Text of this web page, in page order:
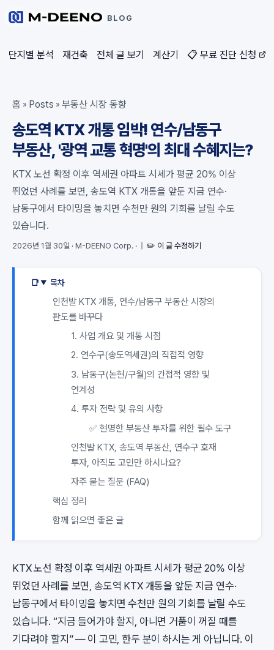
BLOG
단지별 분석 재건축 전체 글 보기 계산기 📋 무료 진단 신청
홈 » Posts » 부동산 시장 동향
송도역 KTX 개통 임박! 연수/남동구
부동산, '광역 교통 혁명'의 최대 수혜지는?
KTX 노선 확정 이후 역세권 아파트 시세가 평균 20% 이상
뛰었던 사례를 보면, 송도역 KTX 개통을 앞둔 지금 연수·
남동구에서 타이밍을 놓치면 수천만 원의 기회를 날릴 수도
있습니다.
2026년 1월 30일 · M-DEENO Corp. · ✏️ 이 글 수정하기
목차
인천발 KTX 개통, 연수/남동구 부동산 시장의
판도를 바꾸다
1. 사업 개요 및 개통 시점
2. 연수구(송도역세권)의 직접적 영향
3. 남동구(논현/구월)의 간접적 영향 및
연계성
4. 투자 전략 및 유의 사항
✅ 현명한 부동산 투자를 위한 필수 도구
인천발 KTX, 송도역 부동산, 연수구 호재
투자, 아직도 고민만 하시나요?
자주 묻는 질문 (FAQ)
핵심 정리
함께 읽으면 좋은 글
KTX 노선 확정 이후 역세권 아파트 시세가 평균 20% 이상
뛰었던 사례를 보면, 송도역 KTX 개통을 앞둔 지금 연수·
남동구에서 타이밍을 놓치면 수천만 원의 기회를 날릴 수도
있습니다. “지금 들어가야 할지, 아니면 거품이 꺼질 때를
기다려야 할지” — 이 고민, 한두 분이 하시는 게 아닙니다. 이